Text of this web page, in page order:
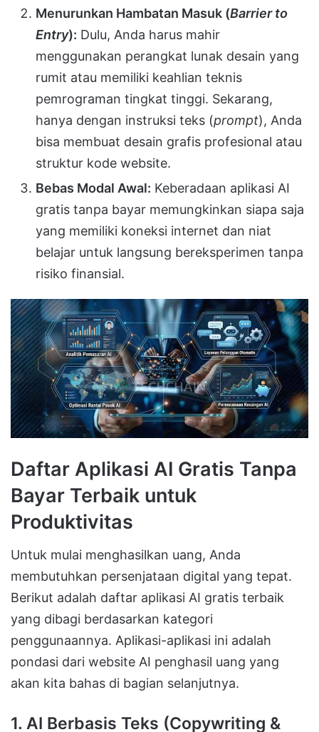
Menurunkan Hambatan Masuk (Barrier to
Entry): Dulu, Anda harus mahir
menggunakan perangkat lunak desain yang
rumit atau memiliki keahlian teknis
pemrograman tingkat tinggi. Sekarang,
hanya dengan instruksi teks (prompt), Anda
bisa membuat desain grafis profesional atau
struktur kode website.
Bebas Modal Awal: Keberadaan aplikasi AI
gratis tanpa bayar memungkinkan siapa saja
yang memiliki koneksi internet dan niat
belajar untuk langsung bereksperimen tanpa
risiko finansial.
Daftar Aplikasi AI Gratis Tanpa
Bayar Terbaik untuk
Produktivitas
Untuk mulai menghasilkan uang, Anda
membutuhkan persenjataan digital yang tepat.
Berikut adalah daftar aplikasi AI gratis terbaik
yang dibagi berdasarkan kategori
penggunaannya. Aplikasi-aplikasi ini adalah
pondasi dari website AI penghasil uang yang
akan kita bahas di bagian selanjutnya.
1. AI Berbasis Teks (Copywriting &